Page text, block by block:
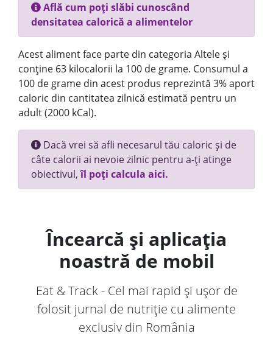
Află cum poți slăbi cunoscând
densitatea calorică a alimentelor
Acest aliment face parte din categoria Altele și
conține 63 kilocalorii la 100 de grame. Consumul a
100 de grame din acest produs reprezintă 3% aport
caloric din cantitatea zilnică estimată pentru un
adult (2000 kCal).
Dacă vrei să afli necesarul tău caloric și de
câte calorii ai nevoie zilnic pentru a-ți atinge
obiectivul,îl poți calcula aici.
Încearcă și aplicația
noastră de mobil
Eat & Track - Cel mai rapid și ușor de
folosit jurnal de nutriție cu alimente
exclusiv din România